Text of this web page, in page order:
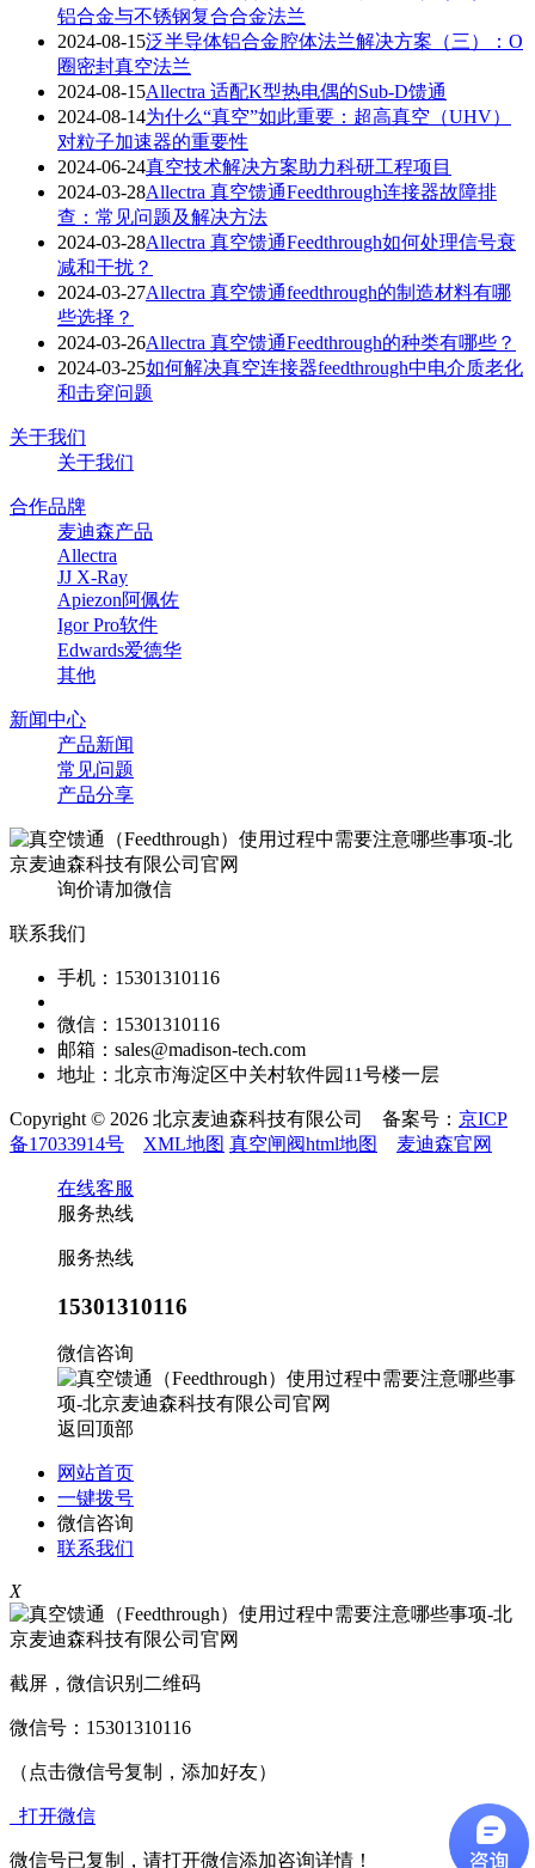
铝合金与不锈钢复合合金法兰
2024-08-15泛半导体铝合金腔体法兰解决方案（三）：O
圈密封真空法兰
2024-08-15Allectra 适配K型热电偶的Sub-D馈通
2024-08-14为什么“真空”如此重要：超高真空（UHV）
对粒子加速器的重要性
2024-06-24真空技术解决方案助力科研工程项目
2024-03-28Allectra 真空馈通Feedthrough连接器故障排
查：常见问题及解决方法
2024-03-28Allectra 真空馈通Feedthrough如何处理信号衰
减和干扰？
2024-03-27Allectra 真空馈通feedthrough的制造材料有哪
些选择？
2024-03-26Allectra 真空馈通Feedthrough的种类有哪些？
2024-03-25如何解决真空连接器feedthrough中电介质老化
和击穿问题
关于我们
关于我们
合作品牌
麦迪森产品
Allectra
JJ X-Ray
Apiezon阿佩佐
Igor Pro软件
Edwards爱德华
其他
新闻中心
产品新闻
常见问题
产品分享
询价请加微信
联系我们
手机：15301310116
微信：15301310116
邮箱：sales@madison-tech.com
地址：北京市海淀区中关村软件园11号楼一层
Copyright © 2026 北京麦迪森科技有限公司 备案号： 京ICP
备17033914号
XML地图 真空闸阀html地图 麦迪森官网
在线客服
服务热线
服务热线
15301310116
微信咨询
返回顶部
网站首页
一键拨号
微信咨询
联系我们
X
截屏，微信识别二维码
微信号： 15301310116
（点击微信号复制，添加好友）
打开微信
微信号已复制，请打开微信添加咨询详情！